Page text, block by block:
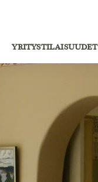
YRITYSTILAISUUDET